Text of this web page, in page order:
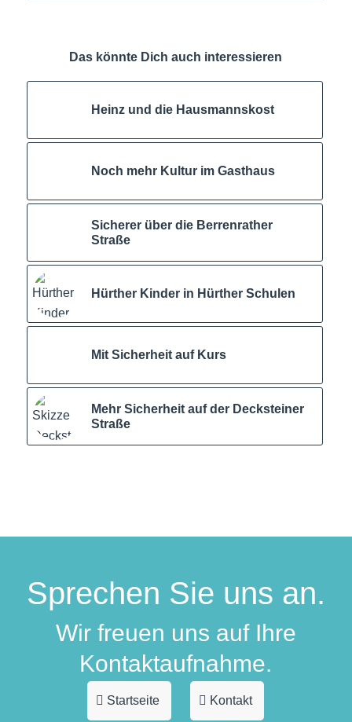
Das könnte Dich auch interessieren
Heinz und die Hausmannskost
Noch mehr Kultur im Gasthaus
Sicherer über die Berrenrather
Straße
Hürther Kinder in Hürther Schulen
Mit Sicherheit auf Kurs
Mehr Sicherheit auf der Decksteiner
Straße
Sprechen Sie uns an.
Wir freuen uns auf Ihre
Kontaktaufnahme.
Startseite Kontakt